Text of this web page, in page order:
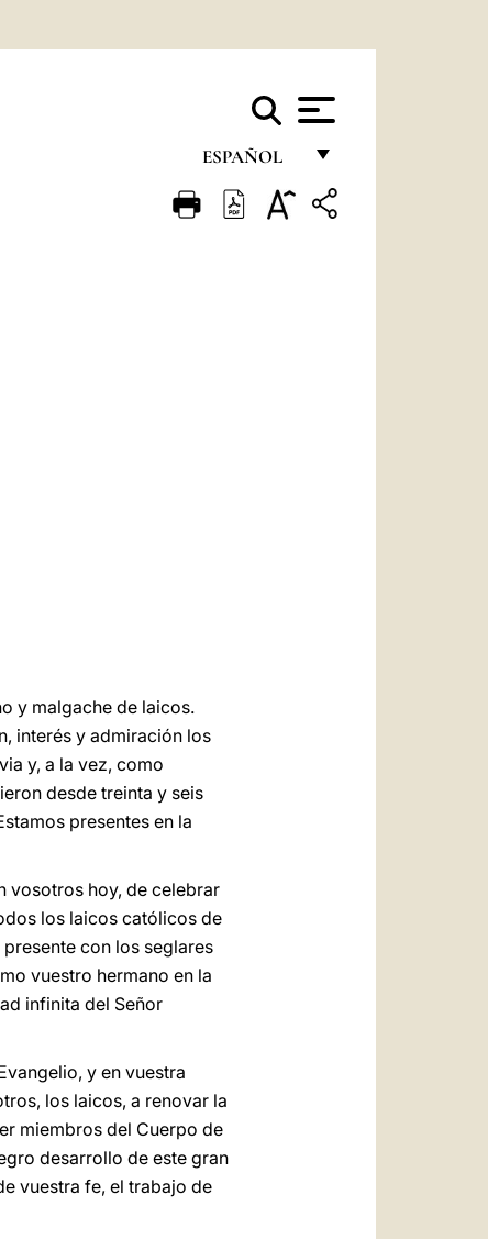
ESPAÑOL
FRANÇAIS
y malgache de laicos.
interés y admiración los
y, a la vez, como
desde treinta y seis
presentes en la
vosotros hoy, de celebrar
los laicos católicos de
con los seglares
vuestro hermano en la
infinita del Señor
y en vuestra
los laicos, a renovar la
miembros del Cuerpo de
desarrollo de este gran
vuestra fe, el trabajo de